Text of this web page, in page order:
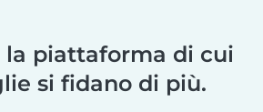
la piattaforma di cui
si fidano di più.